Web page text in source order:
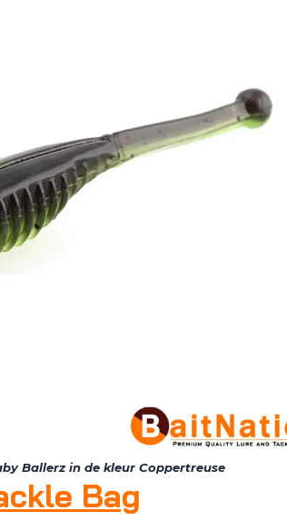
Ballerz in de kleur Coppertreuse
Bag